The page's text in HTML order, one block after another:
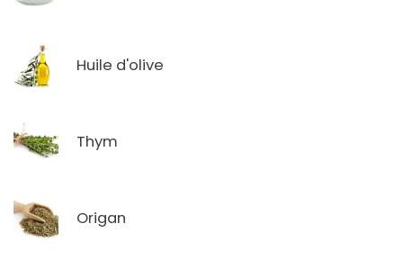
Huile d'olive
Thym
Origan